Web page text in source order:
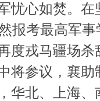
忧心如焚。
报考最高军
度戎马疆场
将参议，襄
华北、上海